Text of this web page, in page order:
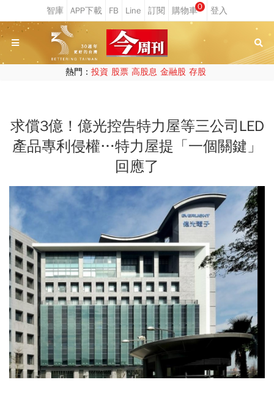
0
熱門： 投資 股票 高股息 金融股 存股
求償3億！億光控告特力屋等三公司LED
產品專利侵權…特力屋提「一個關鍵」
回應了